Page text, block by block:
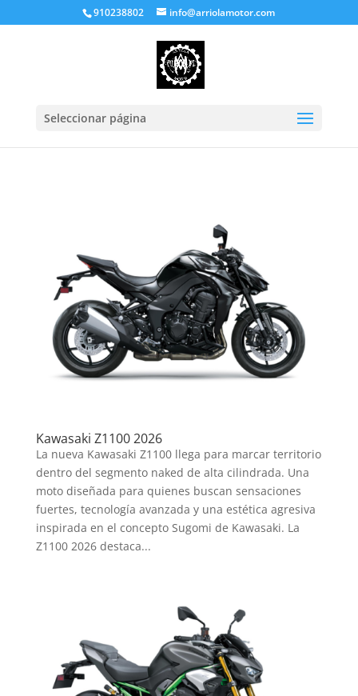
910238802 info@arriolamotor.com
Seleccionar página
Kawasaki Z1100 2026
La nueva Kawasaki Z1100 llega para marcar territorio
dentro del segmento naked de alta cilindrada. Una
moto diseñada para quienes buscan sensaciones
fuertes, tecnología avanzada y una estética agresiva
inspirada en el concepto Sugomi de Kawasaki. La
Z1100 2026 destaca...